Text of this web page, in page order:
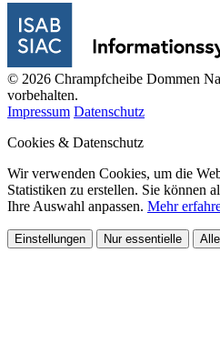
© 2026 Chrampfcheibe Dommen
vorbehalten.
Impressum Datenschutz
Cookies & Datenschutz
Wir verwenden Cookies, um die
Statistiken zu erstellen. Sie können
Ihre Auswahl anpassen. Mehr
Einstellungen Nur essentielle